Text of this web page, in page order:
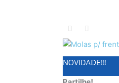
NOVIDADE!!!